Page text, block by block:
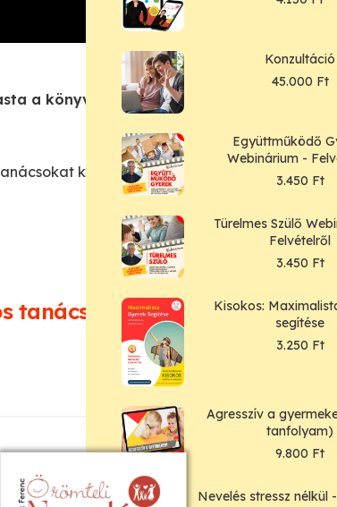
a könyvet.
kaptál, amelyek valóban segíthetnek
tanácsokat kapni belőle, itt
Konzultáció
45.000 Ft
Együttműködő
Webinárium -
3.450 Ft
Türelmes Szülő
Felvételről
3.450 Ft
Kisokos:
segítése
3.250 Ft
Agresszív a
tanfolyam)
9.800 Ft
Nevelés stressz nélkül